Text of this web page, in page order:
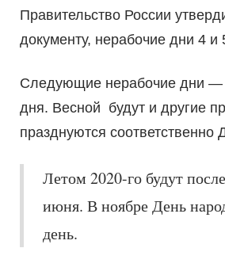
Правительство России
документу, нерабочие дни 4
Следующие нерабочие дни —
дня. Весной будут и другие
празднуются
Летом 2020-го будут
июня. В ноябре День
день.